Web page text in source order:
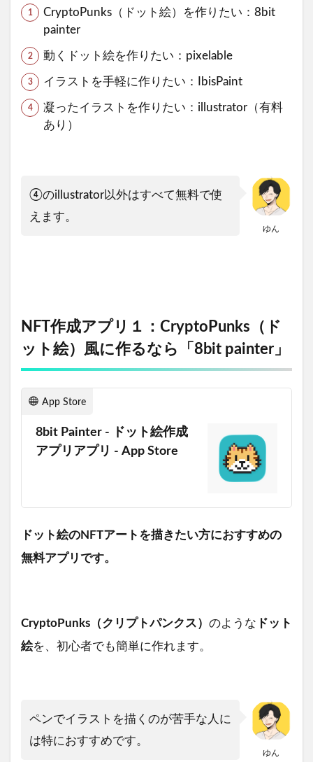
CryptoPunks（ドット絵）を作りたい：8bit
painter
動くドット絵を作りたい：pixelable
イラストを手軽に作りたい：IbisPaint
凝ったイラストを作りたい：illustrator（有料
あり）
ゆん
④のillustrator以外はすべて無料で使
えます。
NFT作成アプリ１：CryptoPunks（ド
ット絵）風に作るなら「8bit painter」
App Store
8bit Painter - ドット絵作成
アプリアプリ - App Store
ドット絵のNFTアートを描きたい方におすすめの
無料アプリです。
CryptoPunks（クリプトパンクス） のような ドット
絵を、初心者でも簡単に作れます。
ゆん
ペンでイラストを描くのが苦手な人に
は特におすすめです。